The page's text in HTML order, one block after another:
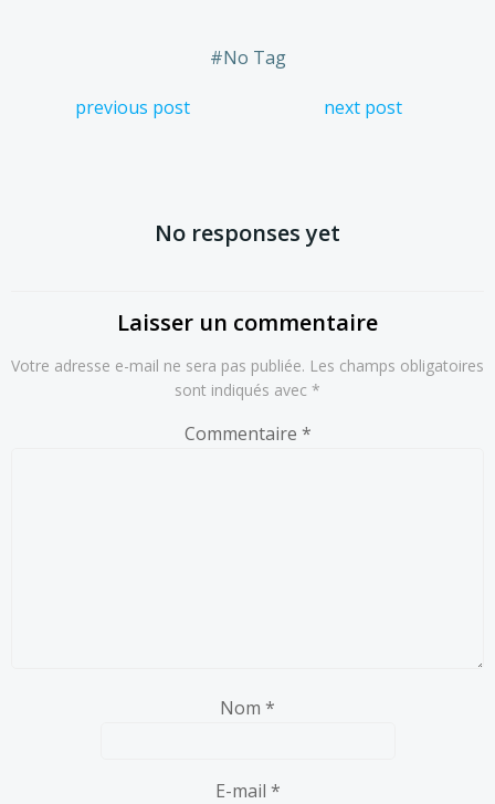
#No Tag
Navigation
l’article
previous post
Navigation
l’article
next post
No responses yet
Laisser un commentaire
Votre adresse e-mail ne sera pas publiée. Les champs obligatoires
sont indiqués avec *
Commentaire *
Nom *
E-mail *